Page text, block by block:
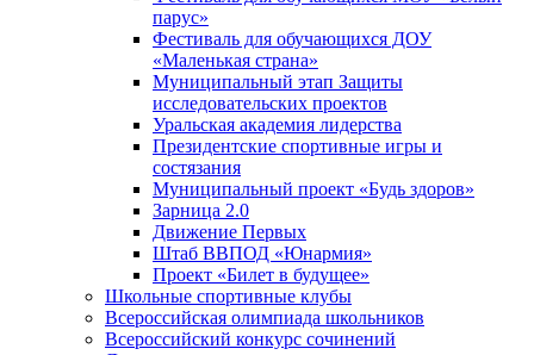
парус»
Фестиваль для обучающихся ДОУ
«Маленькая страна»
Муниципальный этап Защиты
исследовательских проектов
Уральская академия лидерства
Президентские спортивные игры и
состязания
Муниципальный проект «Будь здоров»
Зарница 2.0
Движение Первых
Штаб ВВПОД «Юнармия»
Проект «Билет в будущее»
Школьные спортивные клубы
Всероссийская олимпиада школьников
Всероссийский конкурс сочинений